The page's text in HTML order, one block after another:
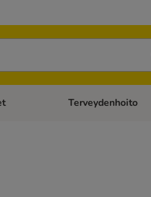
Kissanruoka Avaa
Terveydenhoito